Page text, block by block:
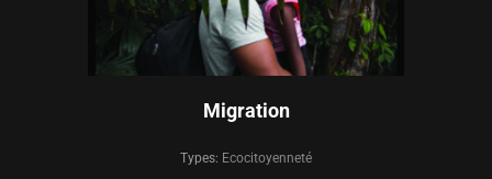
Migration
Types: Ecocitoyenneté